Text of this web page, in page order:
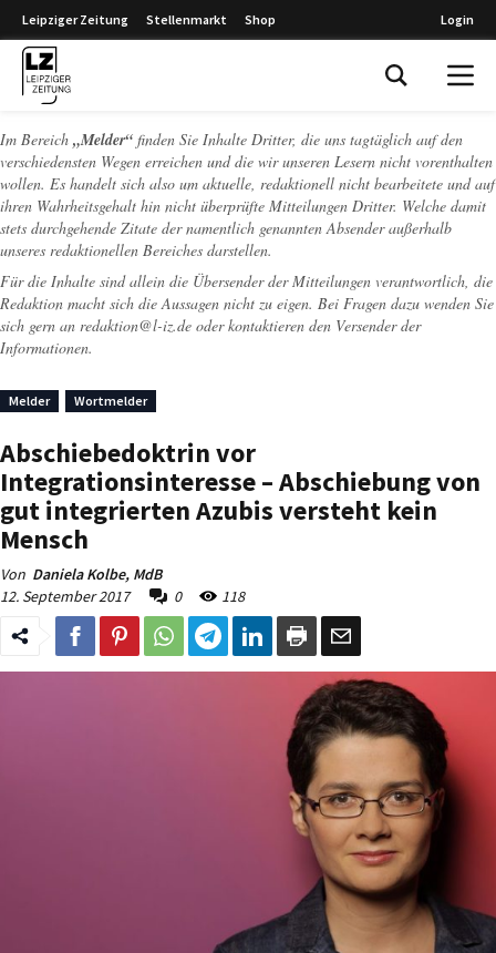
Leipziger Zeitung Stellenmarkt Shop Login
Im Bereich „Melder“ finden Sie Inhalte Dritter, die uns tagtäglich auf den
verschiedensten Wegen erreichen und die wir unseren Lesern nicht vorenthalten
wollen. Es handelt sich also um aktuelle, redaktionell nicht bearbeitete und auf
ihren Wahrheitsgehalt hin nicht überprüfte Mitteilungen Dritter. Welche damit
stets durchgehende Zitate der namentlich genannten Absender außerhalb
unseres redaktionellen Bereiches darstellen.
Für die Inhalte sind allein die Übersender der Mitteilungen verantwortlich, die
Redaktion macht sich die Aussagen nicht zu eigen. Bei Fragen dazu wenden Sie
sich gern an redaktion@l-iz.de oder kontaktieren den Versender der
Informationen.
Melder Wortmelder
Abschiebedoktrin vor
Integrationsinteresse – Abschiebung von
gut integrierten Azubis versteht kein
Mensch
Von Daniela Kolbe, MdB
12. September 2017
0 118